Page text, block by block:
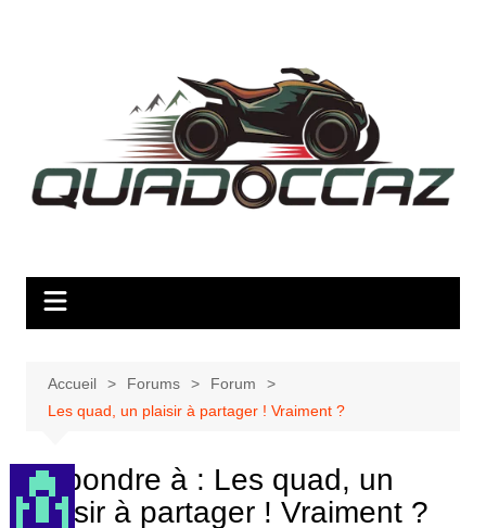
Accueil Forums
Forum
Les quad, un plaisir à partager ! Vraiment ?
Répondre à : Les quad, un
plaisir à partager ! Vraiment ?